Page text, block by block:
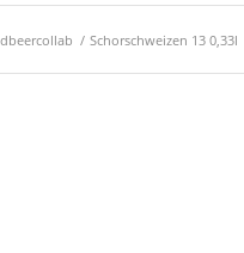
/ Schorschweizen 13 0,33l